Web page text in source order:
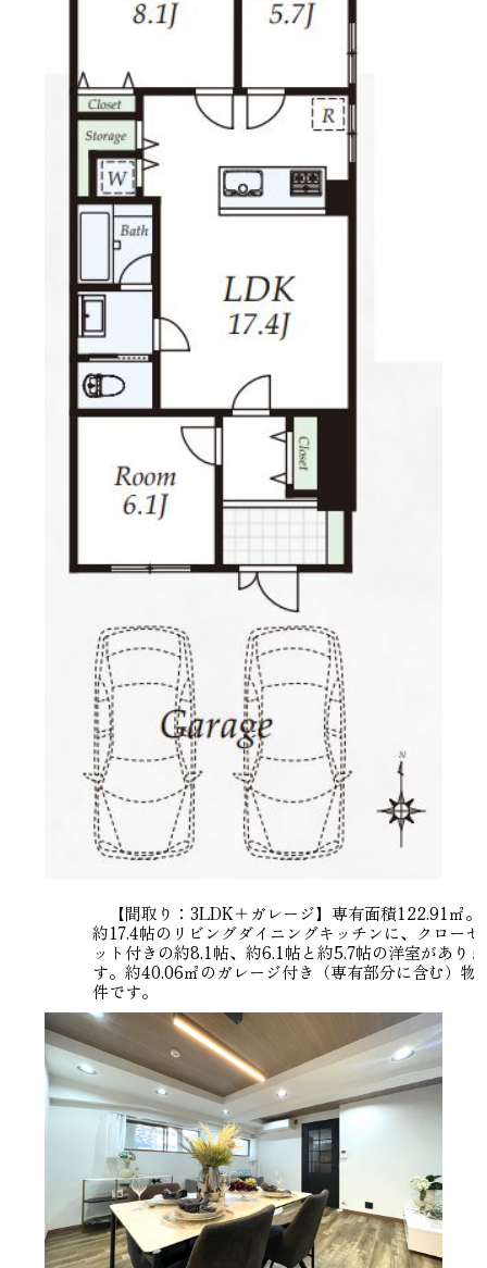
【間取り：3LDK＋ガレージ】専有面積122.91㎡。
約17.4帖のリビングダイニングキッチンに、クローゼ
ット付きの約8.1帖、約6.1帖と約5.7帖の洋室がありま
す。約40.06㎡のガレージ付き（専有部分に含む）物
件です。